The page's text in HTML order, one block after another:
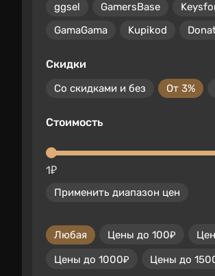
ggsel
GamersBase
GamaGama
Kupikod
Скидки
Со скидками и без От 3%
Стоимость
1₽
Применить диапазон цен
Любая Цены до 100₽
Цены до 1000₽
Цены до